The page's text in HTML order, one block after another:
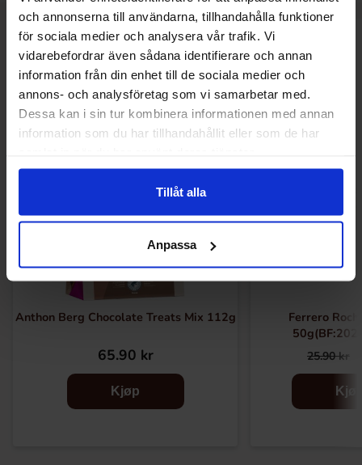
och annonserna till användarna, tillhandahålla funktioner
för sociala medier och analysera vår trafik. Vi
vidarebefordrar även sådana identifierare och annan
information från din enhet till de sociala medier och
annons- och analysföretag som vi samarbetar med.
Dessa kan i sin tur kombinera informationen med annan
information som du har tillhandahållit eller som de har
Tillåt alla
Anpassa
Relaterte produkter
Anthon Berg Chocolate Treats Mix 112g
65.90 kr
Kjøp
-27%
Ferrero
25.90 kr